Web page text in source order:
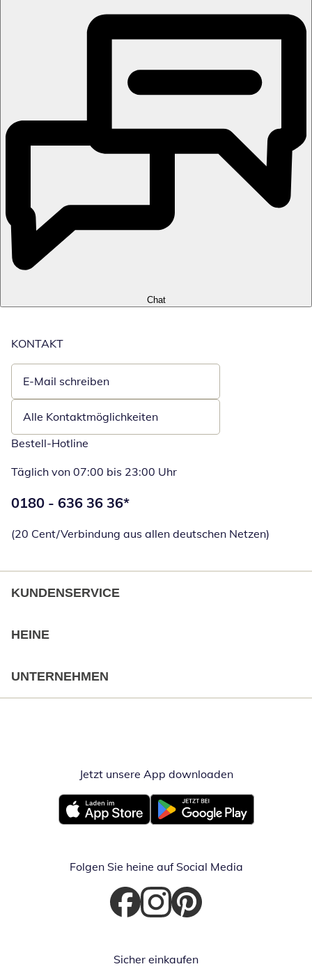
Chat
KONTAKT
E-Mail schreiben
Öffnet E-Mail-Client
Alle Kontaktmöglichkeiten
Bestell-Hotline
Täglich von 07:00 bis 23:00 Uhr
Telefonnummer:
0180 - 636 36 36*
(20 Cent/Verbindung aus allen deutschen Netzen)
KUNDENSERVICE
HEINE
UNTERNEHMEN
Jetzt unsere App downloadenÖffnet in
Öffnet in neuem FensterÖffnet in neuem Fenster
Folgen Sie heine auf Social Media
Öffnet in neuem Fenster
Öffnet in neuem Fenster
Öffnet in neuem Fenster
Sicher einkaufen